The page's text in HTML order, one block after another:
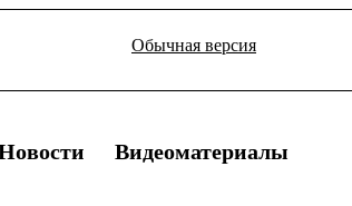
Обычная версия
Видеоматериалы